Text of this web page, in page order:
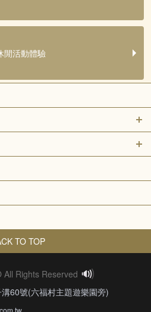
閒活動體驗
TO TOP
All Rights Reserved
60號(六福村主題遊樂園旁)